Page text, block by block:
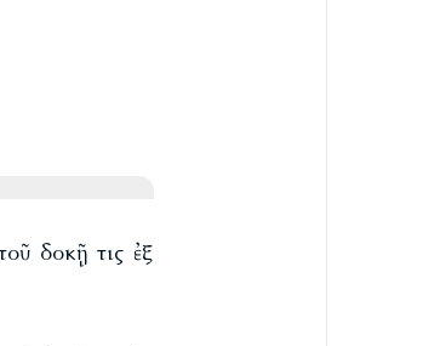
δοκῇ τις ἐξ